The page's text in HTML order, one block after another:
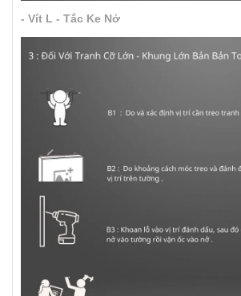
- Vít L - Tắc Ke Nở